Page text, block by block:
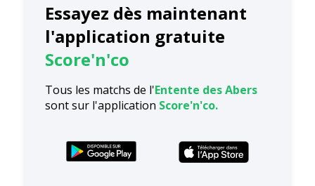
Essayez dès maintenant
l'application gratuite
Score'n'co
Tous les matchs de l'Entente des Abers
sont sur l'application Score'n'co.